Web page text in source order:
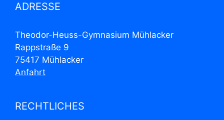
ADRESSE
Theodor-Heuss-Gymnasium Mühlacker
Rappstraße 9
75417 Mühlacker
Anfahrt
RECHTLICHES